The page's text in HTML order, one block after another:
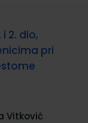
i 2. dio,
pri
Vitković